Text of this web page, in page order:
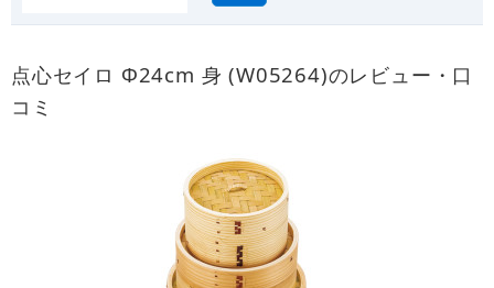
点心セイロ Φ24cm 身 (W05264)のレビュー・口
コミ